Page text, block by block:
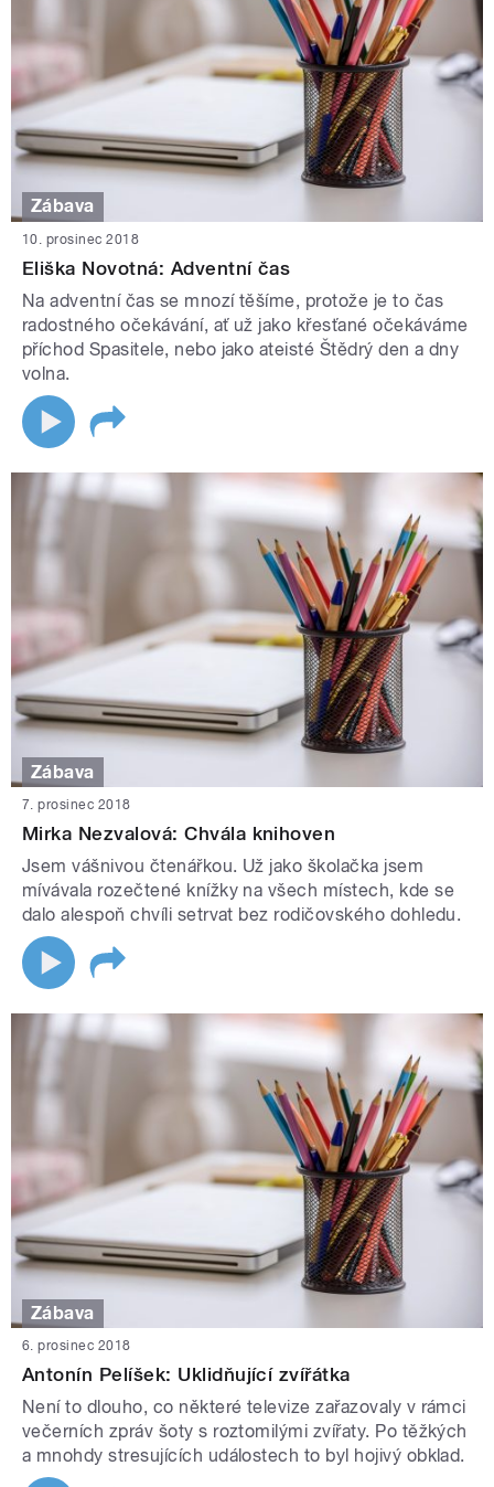
Zábava
10. prosinec 2018
Eliška Novotná: Adventní čas
Na adventní čas se mnozí těšíme, protože je to čas
radostného očekávání, ať už jako křesťané očekáváme
příchod Spasitele, nebo jako ateisté Štědrý den a dny
volna.
Zábava
7. prosinec 2018
Mirka Nezvalová: Chvála knihoven
Jsem vášnivou čtenářkou. Už jako školačka jsem
mívávala rozečtené knížky na všech místech, kde se
dalo alespoň chvíli setrvat bez rodičovského dohledu.
Zábava
6. prosinec 2018
Antonín Pelíšek: Uklidňující zvířátka
Není to dlouho, co některé televize zařazovaly v rámci
večerních zpráv šoty s roztomilými zvířaty. Po těžkých
a mnohdy stresujících událostech to byl hojivý obklad.